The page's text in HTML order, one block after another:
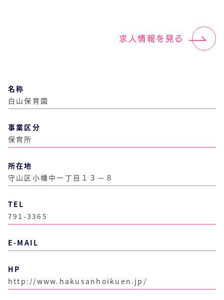
求人情報を見る
名称
白山保育園
事業区分
保育所
所在地
守山区小幡中一丁目１３－８
TEL
791-3365
E-MAIL
HP
http://www.hakusanhoikuen.jp/